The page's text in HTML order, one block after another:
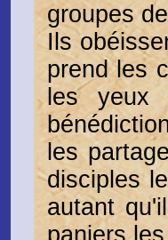
groupes
Ils
prend les
les
les
disciples
autant
paniers